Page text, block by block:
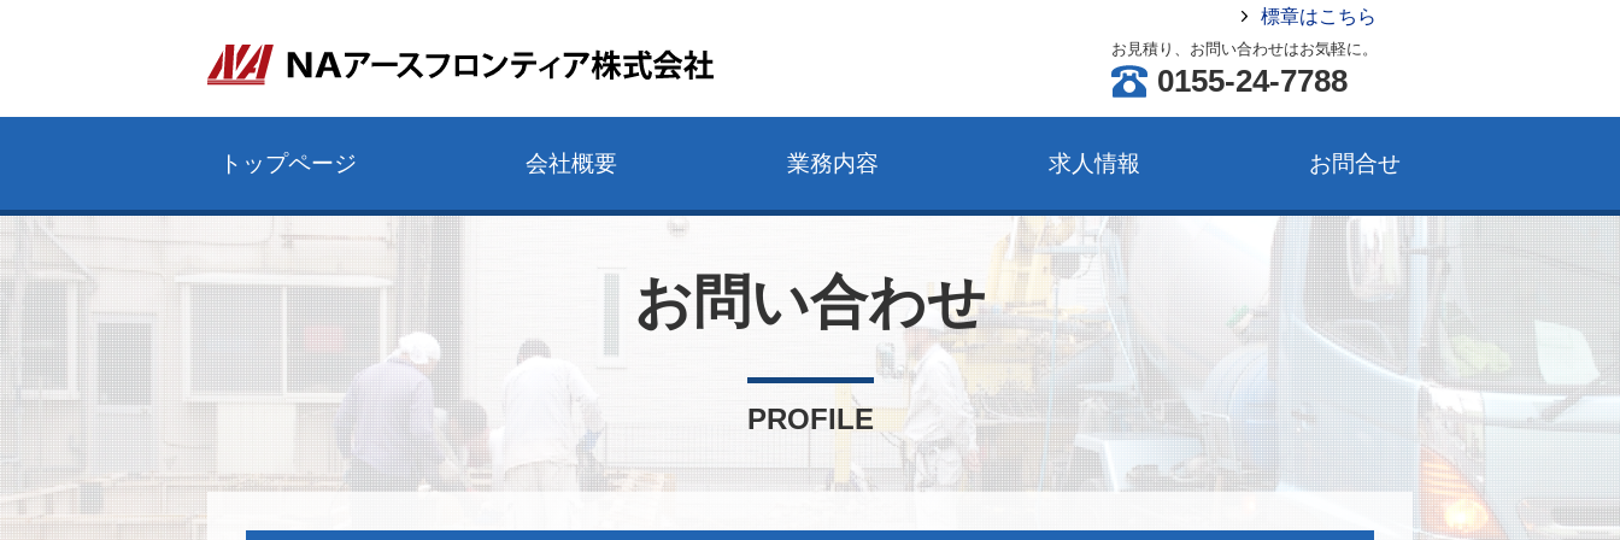
標章はこちら
お見積り、お問い合わせはお気軽に。
0155-24-7788
トップページ 会社概要 業務内容 求人情報 お問合せ
お問い合わせ
PROFILE